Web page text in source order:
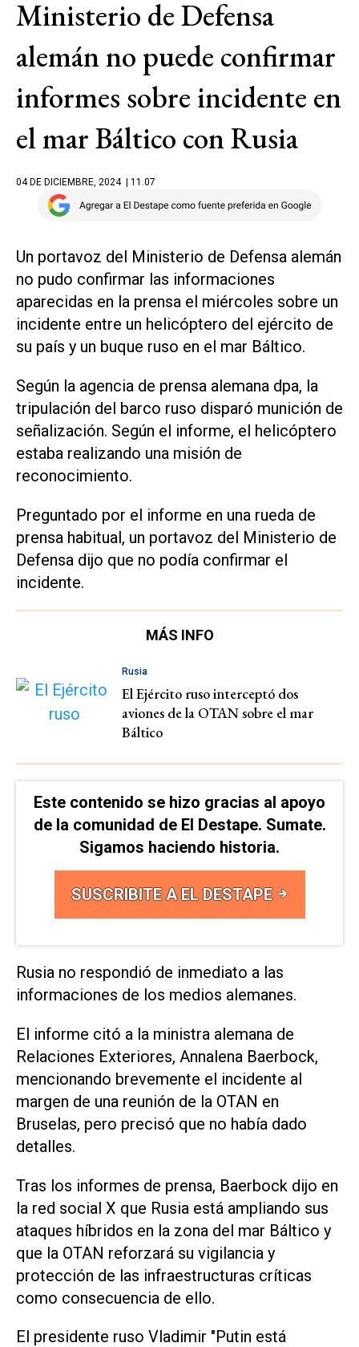
Ministerio de Defensa
alemán no puede confirmar
informes sobre incidente en
el mar Báltico con Rusia
04 DE DICIEMBRE, 2024 | 11.07
Un portavoz del Ministerio de Defensa alemán
no pudo confirmar las informaciones
aparecidas en la prensa el miércoles sobre un
incidente entre un helicóptero del ejército de
su país y un buque ruso en el mar Báltico.
Según la agencia de prensa alemana dpa, la
tripulación del barco ruso disparó munición de
señalización. Según el informe, el helicóptero
estaba realizando una misión de
reconocimiento.
Preguntado por el informe en una rueda de
prensa habitual, un portavoz del Ministerio de
Defensa dijo que no podía confirmar el
incidente.
MÁS INFO
Rusia
El Ejército ruso interceptó dos
aviones de la OTAN sobre el mar
Báltico
Este contenido se hizo gracias al apoyo
de la comunidad de El Destape. Sumate.
Sigamos haciendo historia.
SUSCRIBITE A EL DESTAPE
Rusia no respondió de inmediato a las
informaciones de los medios alemanes.
El informe citó a la ministra alemana de
Relaciones Exteriores, Annalena Baerbock,
mencionando brevemente el incidente al
margen de una reunión de la OTAN en
Bruselas, pero precisó que no había dado
detalles.
Tras los informes de prensa, Baerbock dijo en
la red social X que Rusia está ampliando sus
ataques híbridos en la zona del mar Báltico y
que la OTAN reforzará su vigilancia y
protección de las infraestructuras críticas
como consecuencia de ello.
El presidente ruso Vladimir "Putin está